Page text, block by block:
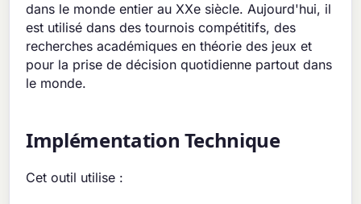
dans le monde entier au XXe siècle. Aujourd'hui, il
est utilisé dans des tournois compétitifs, des
recherches académiques en théorie des jeux et
pour la prise de décision quotidienne partout dans
le monde.
Implémentation Technique
Cet outil utilise :